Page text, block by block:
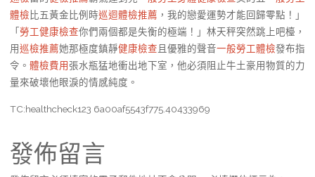
體檢 比五黃金比例時巡迴體檢推薦 ，我的戀愛運勢才能回歸零點！」
「 勞工健康檢查你們兩個都是失衡的極端！」林天秤突然跳上吧檯，
用巡檢推薦她那極度鎮靜健康檢查 且優雅的聲音一般勞工體檢發布指
令。 體檢費用張水瓶猛地衝出地下室，他必須阻止牛土豪用物質的力
量來破壞他眼淚的情感純度。
TC:healthcheck123 6a00af5543f775.40433969
發佈留言